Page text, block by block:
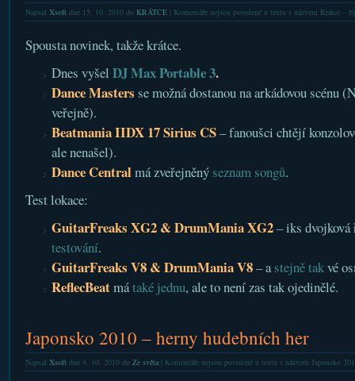
Napsal Xsoftdne 15. 10. 2010 do KRÁTCE| Komentáře nejsou povolenéu textu s názvem Krátce –
Spousta novinek, takže krátce.
Dnes vyšel DJ Max Portable 3.
Dance Masters se možná dostanou na arkádovou scénu
veřejně).
Beatmania IIDX 17 Sirius CS– fanoušci chtějí
ale nenašel).
Dance Centralmá zveřejněný seznam songů.
Test lokace:
GuitarFreaks XG2 & DrumMania XG2– iks dvojková
testování.
GuitarFreaks V8 & DrumMania V8– astejně takvé
ReflecBeatmátaké jednu, ale to není zas tak ojedinělé.
Japonsko 2010 – herny hudebních her
Napsal Xsoftdne 4. 10. 2010 do Ze světa| Komentáře nejsou povolenéu textu s názvem Japonsko